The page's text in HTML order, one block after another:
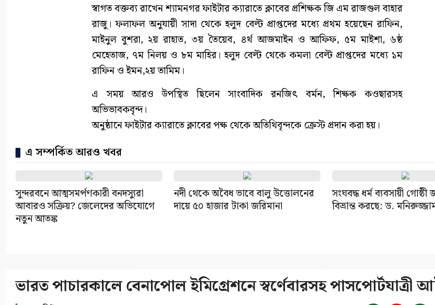
স্বাগত বক্তব্য রাখেন শ্যামনগর ফাইটার ক্যারাতে ক্লাবের প্রশিক্ষক জি এম রাজগুল বাহার
রাজু। ফলাফল অনুযায়ী সাদা থেকে হলুদ বেল্ট প্রাপ্তদের মধ্যে প্রথম হয়েছেন রাফিন,
মাইনুল বুশরা, ২য় রাহাত, ৩য় তৈয়েব, ৪র্থ আজমাইন ও আফিফ, ৫ম মাইশা, ৬ষ্ঠ
মেহেতাজ, ৭ম নিলয় ও ৮ম মাহির। হলুদ বেল্ট থেকে কমলা বেল্ট প্রাপ্তদের মধ্যে ১ম
রাফিন ও ইমন,২য় তামিম।
এ সময় আরও উপস্থিত ছিলেন সাংবাদিক রনজিৎ বর্মন, শিক্ষক কওছারসহ
অভিভাবকবৃন্দ।
অনুষ্ঠানে ফাইটার ক্যারাতে ক্লাবের পক্ষ থেকে অতিথিবৃন্দকে ক্রেস্ট প্রদান করা হয়।
এ সম্পর্কিত আরও খবর
সুন্দরবনে আত্মসমর্পণকারী বনদস্যুরা
আবারও সক্রিয়? জেলেদের অভিযোগে
নতুন আতঙ্ক
নদী থেকে অবৈধ ভাবে বালু উত্তোলনের
দায়ে ৫০ হাজার টাকা জরিমানা
সংঘবদ্ধ ধর্ম ব্যবসায়ী গোষ্ঠী
বিভ্রান্ত করছে: ড.
ভারত পাচারকালে বেনাপোল ইমিগ্রেশনে স্বর্ণেবারসহ পাসপোর্টযাত্রী